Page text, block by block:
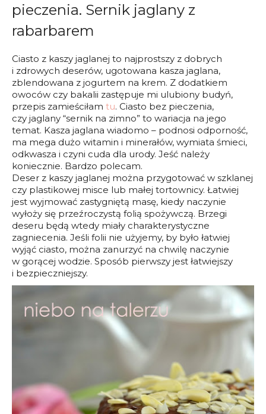
pieczenia. Sernik jaglany z
rabarbarem
Ciasto z kaszy jaglanej to najprostszy z dobrych
i zdrowych deserów, ugotowana kasza jaglana,
zblendowana z jogurtem na krem. Z dodatkiem
owoców czy bakalii zastępuje mi ulubiony budyń,
przepis zamieściłam tu. Ciasto bez pieczenia,
czy jaglany “sernik na zimno” to wariacja na jego
temat. Kasza jaglana wiadomo – podnosi odporność,
ma mega dużo witamin i minerałów, wymiata śmieci,
odkwasza i czyni cuda dla urody. Jeść należy
koniecznie. Bardzo polecam.
Deser z kaszy jaglanej można przygotować w szklanej
czy plastikowej misce lub małej tortownicy. Łatwiej
jest wyjmować zastygniętą masę, kiedy naczynie
wyłoży się przeźroczystą folią spożywczą. Brzegi
deseru będą wtedy miały charakterystyczne
zagniecenia. Jeśli folii nie użyjemy, by było łatwiej
wyjąć ciasto, można zanurzyć na chwilę naczynie
w gorącej wodzie. Sposób pierwszy jest łatwiejszy
i bezpieczniejszy.